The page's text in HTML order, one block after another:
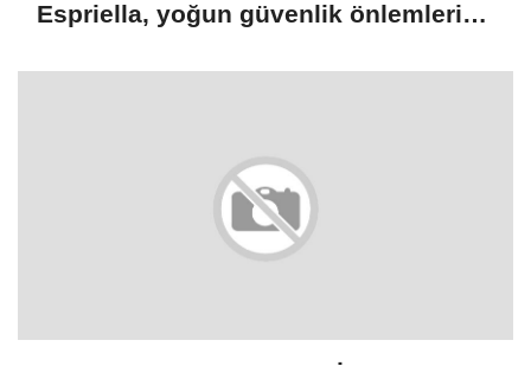
Espriella, yoğun güvenlik önlemleri